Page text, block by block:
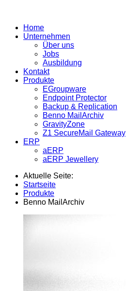
Home
Unternehmen
Über uns
Jobs
Ausbildung
Kontakt
Produkte
EGroupware
Endpoint Protector
Backup & Replication
Benno MailArchiv
GravityZone
Z1 SecureMail Gateway
ERP
aERP
aERP Jewellery
Aktuelle Seite:
Startseite
Produkte
Benno MailArchiv